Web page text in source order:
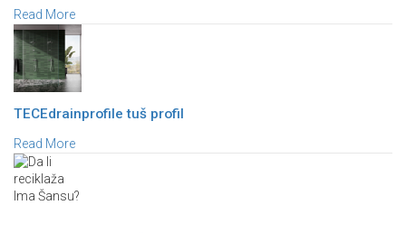
Read More
TECEdrainprofile tuš profil
Read More